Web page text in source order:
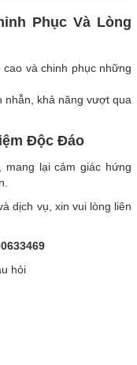
Phục Và Lòng
và chinh phục những
nhẫn, khả năng vượt qua
Độc Đáo
mang lại cảm giác hứng
dịch vụ, xin vui lòng liên
hỏi